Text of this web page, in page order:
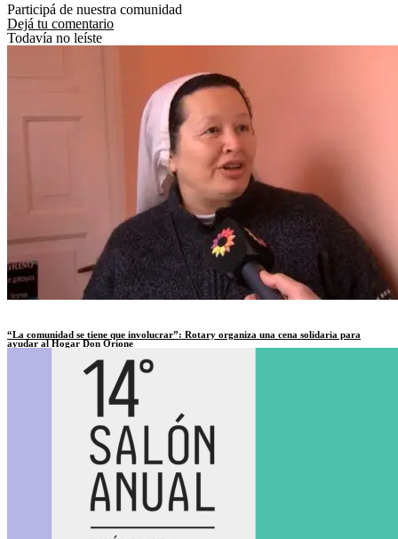
Participá de nuestra comunidad
Dejá tu comentario
Todavía no leíste
“La comunidad se tiene que involucrar”: Rotary organiza una cena solidaria para
ayudar al Hogar Don Orione